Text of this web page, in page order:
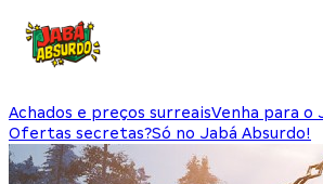
Achados e preços surreaisVenha para o
Ofertas secretas?Só no Jabá Absurdo!